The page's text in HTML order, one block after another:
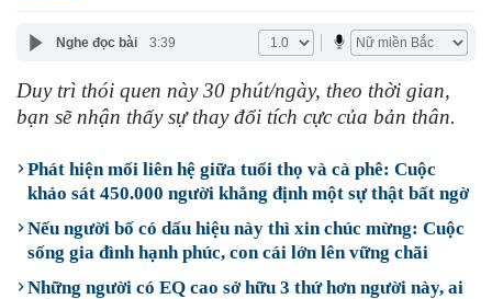
Nghe đọc bài 3:39
Duy trì thói quen này 30 phút/ngày, theo thời gian,
bạn sẽ nhận thấy sự thay đổi tích cực của bản thân.
Phát hiện mối liên hệ giữa tuổi thọ và cà phê: Cuộc
khảo sát 450.000 người khẳng định một sự thật bất ngờ
Nếu người bố có dấu hiệu này thì xin chúc mừng: Cuộc
sống gia đình hạnh phúc, con cái lớn lên vững chãi
Những người có EQ cao sở hữu 3 thứ hơn người này, ai